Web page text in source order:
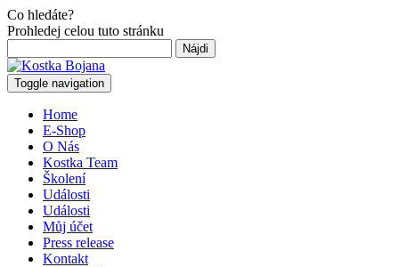
Co hledáte?
Prohledej celou tuto stránku
Toggle navigation
Home
E-Shop
O Nás
Kostka Team
Školení
Události
Události
Můj účet
Press release
Kontakt